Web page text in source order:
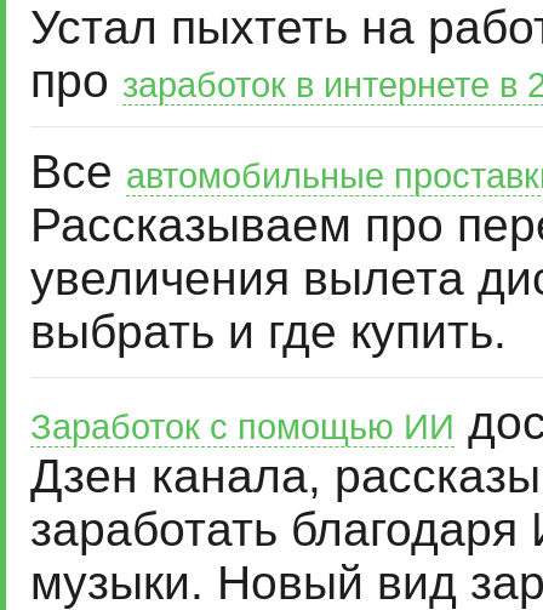
Устал пыхтеть на
про заработок в интернете в
Все автомобильные
Рассказываем про
увеличения вылета
выбрать и где купить.
Заработок с помощью ИИ
Дзен канала,
заработать
музыки. Новый вид